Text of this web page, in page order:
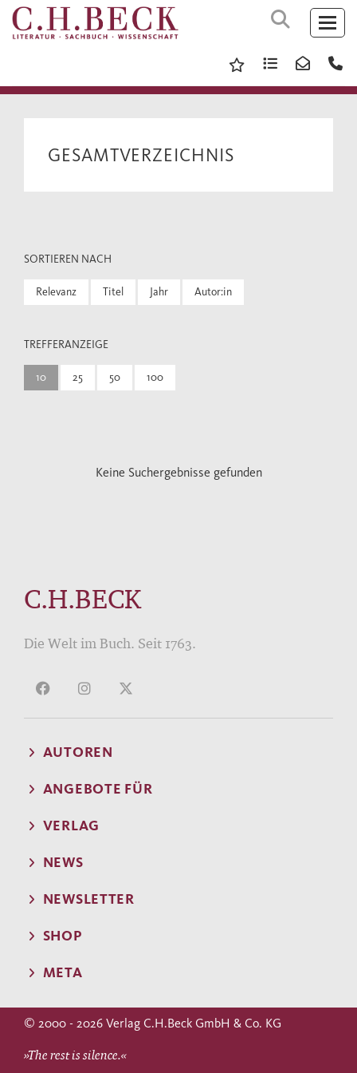
GESAMTVERZEICHNIS
SORTIEREN NACH
Relevanz Titel Jahr Autor:in
TREFFERANZEIGE
10 25 50 100
Keine Suchergebnisse gefunden
C.H.BECK
Die Welt im Buch. Seit 1763.
AUTOREN
ANGEBOTE FÜR
VERLAG
NEWS
NEWSLETTER
SHOP
META
© 2000 - 2026 Verlag C.H.Beck GmbH & Co. KG
»The rest is silence.«